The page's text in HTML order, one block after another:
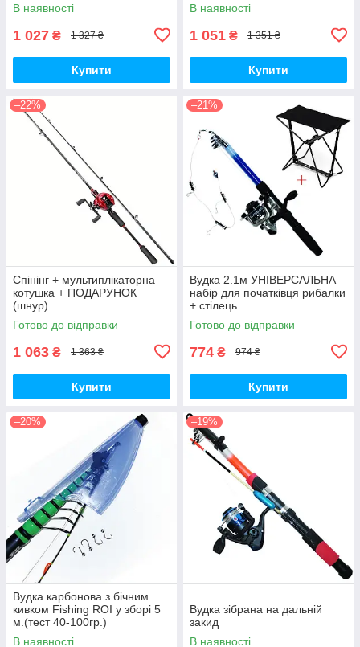
В наявності
1 027 ₴ 1 327 ₴
Купити
В наявності
1 051 ₴ 1 351 ₴
Купити
–22%
Спінінг + мультиплікаторна
котушка + ПОДАРУНОК
(шнур)
Готово до відправки
1 063 ₴ 1 363 ₴
Купити
–21%
Вудка 2.1м УНІВЕРСАЛЬНА
набір для початківця рибалки
+ стілець
Готово до відправки
774 ₴ 974 ₴
Купити
–20%
Вудка карбонова з бічним
кивком Fishing ROI у зборі 5
м.(тест 40-100гр.)
В наявності
–19%
Вудка зібрана на дальній
закид
В наявності